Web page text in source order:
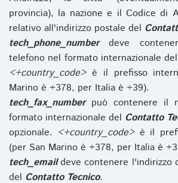
provincia), la nazione e il Codice di
relativo all'indirizzo postale del
tech_phone_numberdeve
telefono nel formato internazionale del
<+country_code>è il prefisso
Marino è +378, per Italia è +39).
tech_fax_numberpuò contenere il
formato internazionale del Contatto
opzionale. <+country_code>è il
(per San Marino è +378, per Italia è
tech_emaildeve contenere l'indirizzo
del Contatto Tecnico.